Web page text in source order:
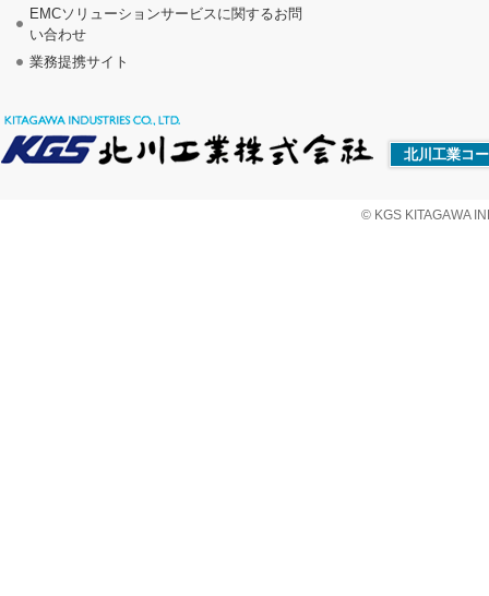
EMCソリューションサービスに関するお問
い合わせ
業務提携サイト
北川工業コ
© KGS KITAGAWA